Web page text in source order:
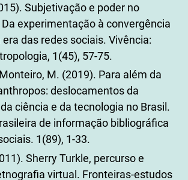
Subjetivação e poder no
experimentação à convergência
das redes sociais. Vivência:
1(45), 57-75.
M. (2019). Para além da
deslocamentos da
ciência e da tecnologia no Brasil.
de informação bibliográfica
1(89), 1-33.
Sherry Turkle, percurso e
virtual. Fronteiras-estudos